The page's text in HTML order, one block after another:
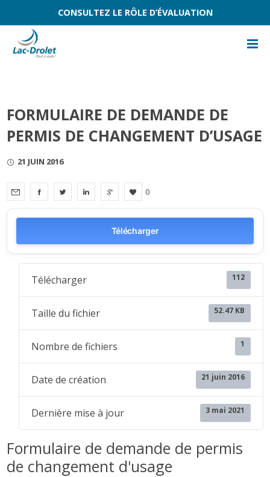
CONSULTEZ LE RÔLE D’ÉVALUATION
FORMULAIRE DE DEMANDE DE
PERMIS DE CHANGEMENT D’USAGE
21 JUIN 2016
0
Télécharger
Télécharger 112
Taille du fichier 52.47 KB
Nombre de fichiers 1
Date de création 21 juin 2016
Dernière mise à jour 3 mai 2021
Formulaire de demande de permis
de changement d'usage